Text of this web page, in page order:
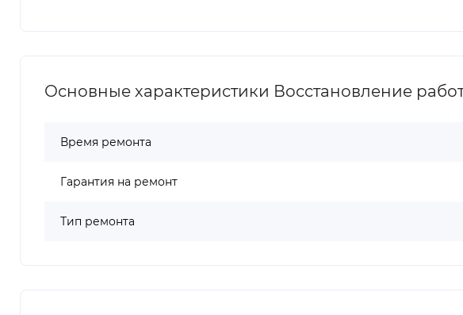
Основные характеристики Восстановление
Время ремонта
Гарантия на ремонт
Тип ремонта